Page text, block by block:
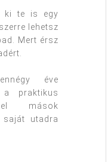
ki te is egy
lehetsz
Mert érsz
éve
praktikus
mások
saját utadra